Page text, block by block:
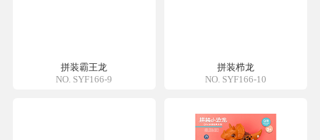
拼装霸王龙
NO. SYF166-9
拼装栉龙
NO. SYF166-10